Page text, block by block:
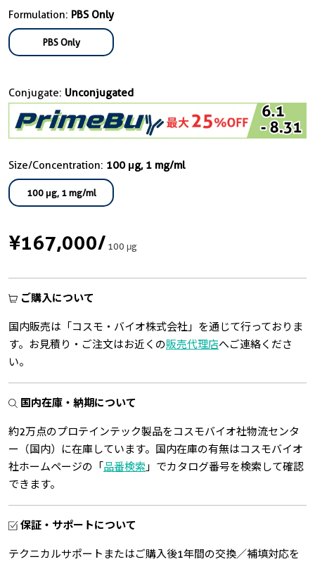
Formulation: PBS Only
PBS Only
Conjugate: Unconjugated
Size/Concentration: 100 μg, 1 mg/ml
100 μg, 1 mg/ml
¥167,000/100 μg
ご購入について
国内販売は「コスモ・バイオ株式会社」を通じて行っておりま
す。お見積り・ご注文はお近くの販売代理店へご連絡くださ
い。
国内在庫・納期について
約2万点のプロテインテック製品をコスモバイオ社物流センタ
ー（国内）に在庫しています。国内在庫の有無はコスモバイオ
社ホームページの「 品番検索 」でカタログ番号を検索して確認
できます。
保証・サポートについて
テクニカルサポートまたはご購入後1年間の交換／補填対応を